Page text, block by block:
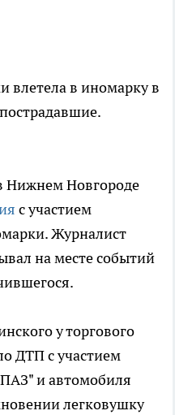
влетела в иномарку в
Нижнем Новгороде
с участием
Журналист
на месте событий
у торгового
ДТП с участием
и автомобиля
легковушку